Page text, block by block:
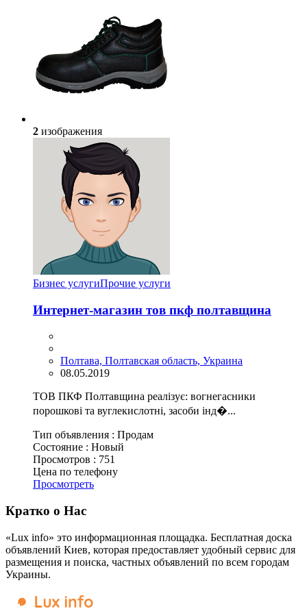
2 изображения
Бизнес услугиПрочие услуги
Интернет-магазин тов пкф полтавщина
Полтава, Полтавская область, Украина
08.05.2019
ТОВ ПКФ Полтавщина реалізує: вогнегасники
порошкові та вуглекислотні, засоби інд�...
Тип объявления : Продам
Состояние : Новый
Просмотров : 751
Цена по телефону
Просмотреть
Кратко о Нас
«Lux info» это информационная площадка. Бесплатная доска
объявлений Киев, которая предоставляет удобный сервис для
размещения и поиска, частных объявлений по всем городам
Украины.